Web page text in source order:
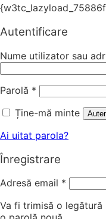
Autentificare
Nume utilizator sau
Parolă *
Ține-mă minte
Ai uitat parola?
Înregistrare
Adresă email *
Va fi trimisă o legătură